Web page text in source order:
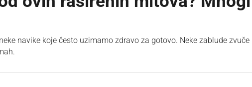
navike koje često uzimamo zdravo za gotovo. Neke zablude zvuče